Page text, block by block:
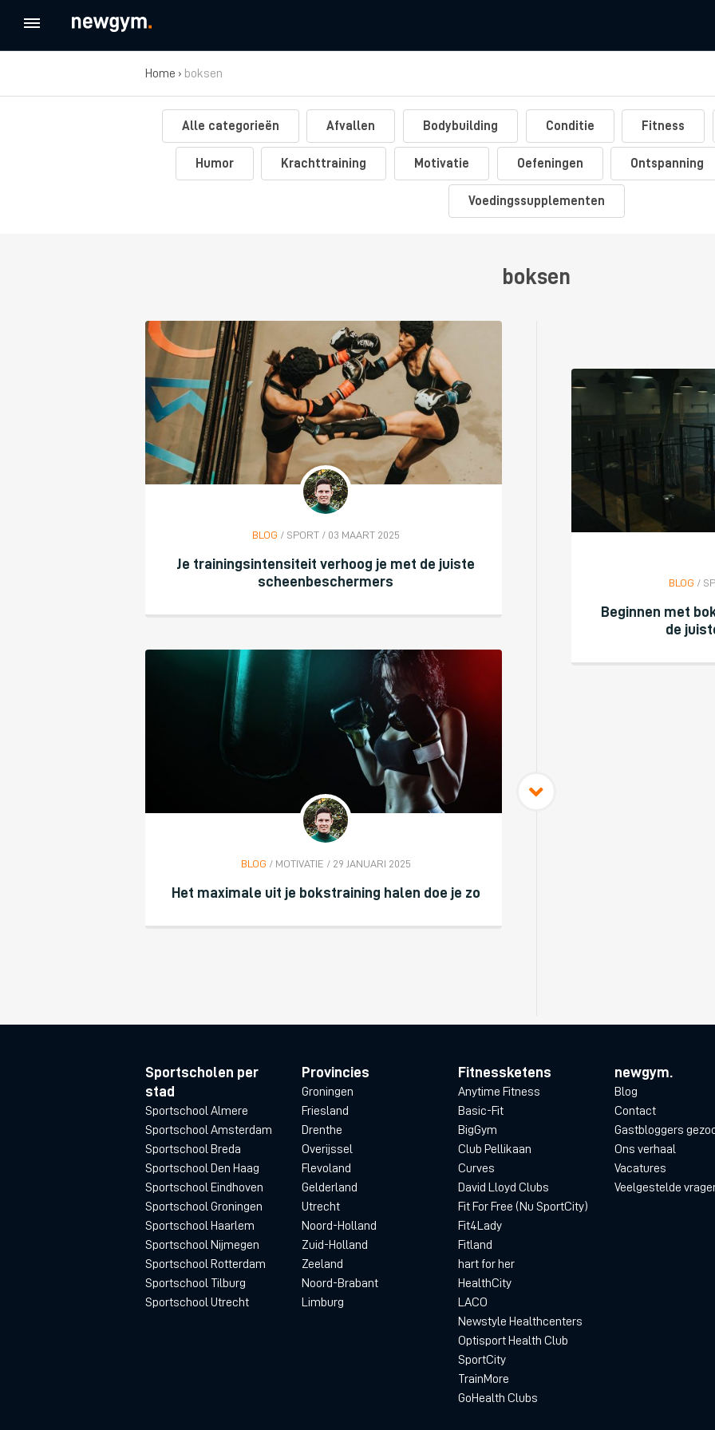
Home › boksen
Alle categorieën Afvallen Bodybuilding Conditie Fitness
Humor Krachttraining Motivatie Oefeningen Ontspanning
Voedingssupplementen
boksen
BLOG / SPORT / 03 MAART 2025
Je trainingsintensiteit verhoog je met de juiste
scheenbeschermers
BLOG /
Beginnen met
de
BLOG / MOTIVATIE / 29 JANUARI 2025
Het maximale uit je bokstraining halen doe je zo
Sportscholen per
stad
Sportschool Almere
Sportschool Amsterdam
Sportschool Breda
Sportschool Den Haag
Sportschool Eindhoven
Sportschool Groningen
Sportschool Haarlem
Sportschool Nijmegen
Sportschool Rotterdam
Sportschool Tilburg
Sportschool Utrecht
Provincies
Groningen
Friesland
Drenthe
Overijssel
Flevoland
Gelderland
Utrecht
Noord-Holland
Zuid-Holland
Zeeland
Noord-Brabant
Limburg
Fitnessketens
Anytime Fitness
Basic-Fit
BigGym
Club Pellikaan
Curves
David Lloyd Clubs
Fit For Free (Nu SportCity)
Fit4Lady
Fitland
hart for her
HealthCity
LACO
Newstyle Healthcenters
Optisport Health Club
SportCity
TrainMore
GoHealth Clubs
newgym.
Blog
Contact
Gastbloggers
Ons verhaal
Vacatures
Veelgestelde